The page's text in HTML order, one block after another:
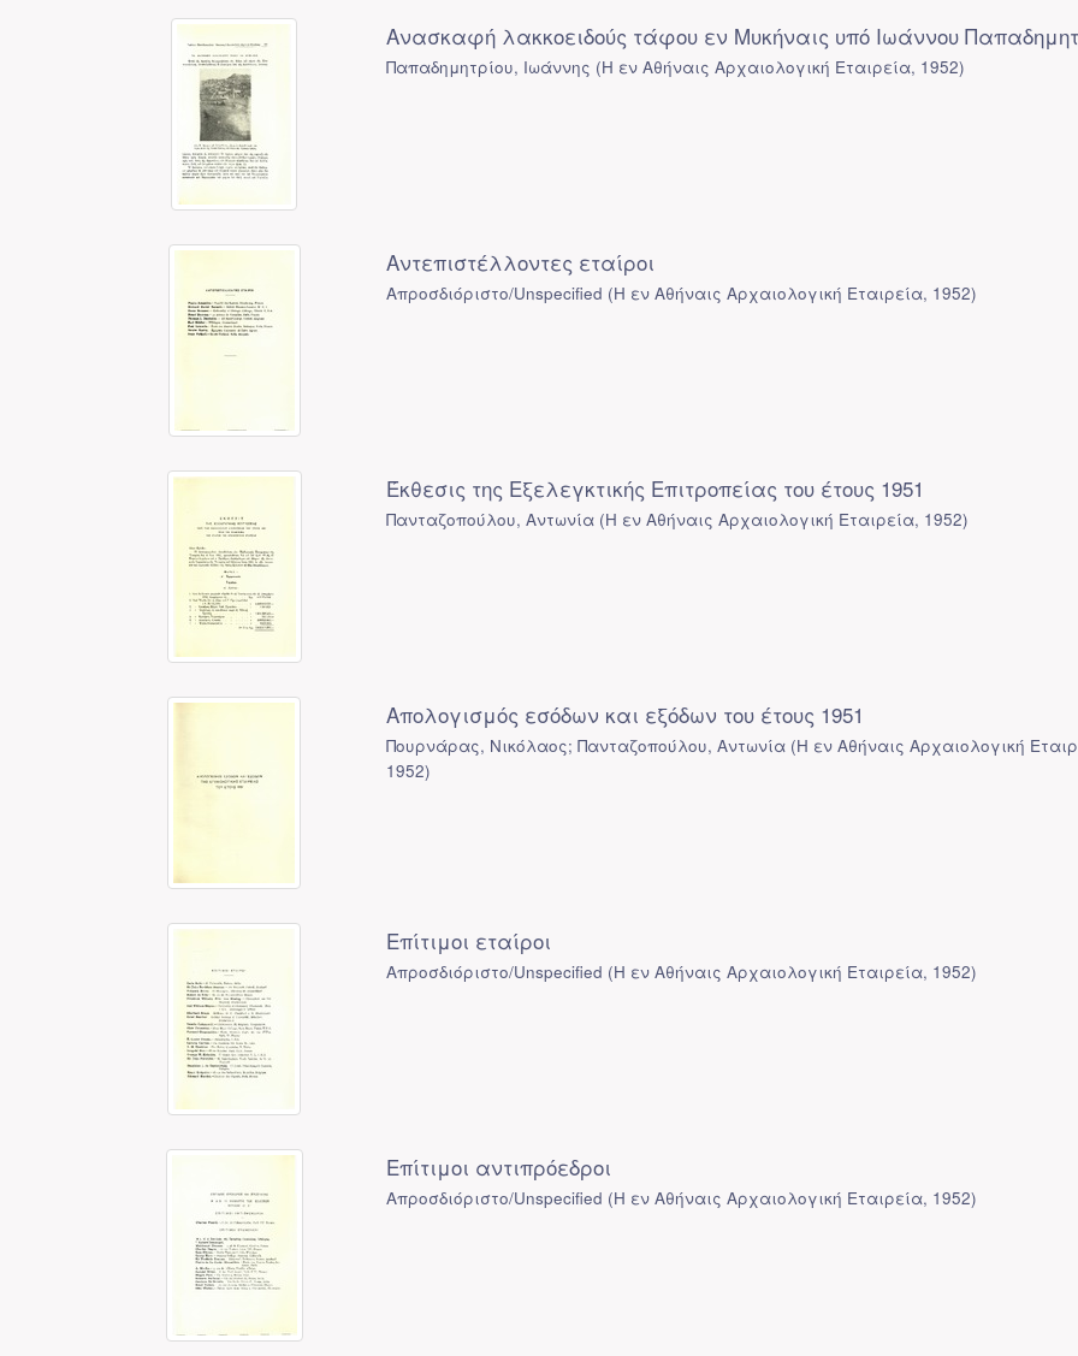
Ανασκαφή λακκοειδούς τάφου εν Μυκήναις υπό Ιωάννου
Παπαδημητρίου, Ιωάννης (Η εν Αθήναις Αρχαιολογική Εταιρεία, 1952)
Αντεπιστέλλοντες εταίροι
Απροσδιόριστο/Unspecified (Η εν Αθήναις Αρχαιολογική Εταιρεία, 1952)
Έκθεσις της Εξελεγκτικής Επιτροπείας του έτους 1951
Πανταζοπούλου, Αντωνία (Η εν Αθήναις Αρχαιολογική Εταιρεία, 1952)
Απολογισμός εσόδων και εξόδων του έτους 1951
Πουρνάρας, Νικόλαος; Πανταζοπούλου, Αντωνία (Η εν Αθήναις Αρχαιολογική
1952)
Επίτιμοι εταίροι
Απροσδιόριστο/Unspecified (Η εν Αθήναις Αρχαιολογική Εταιρεία, 1952)
Επίτιμοι αντιπρόεδροι
Απροσδιόριστο/Unspecified (Η εν Αθήναις Αρχαιολογική Εταιρεία, 1952)